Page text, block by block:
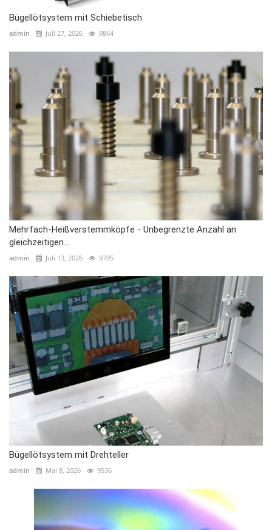
Bügellötsystem mit Schiebetisch
admin Juli 27, 2026 9844
Mehrfach-Heißverstemmköpfe - Unbegrenzte Anzahl an
gleichzeitigen...
admin Juli 13, 2026 9705
Bügellötsystem mit Drehteller
admin Mai 8, 2026 9536